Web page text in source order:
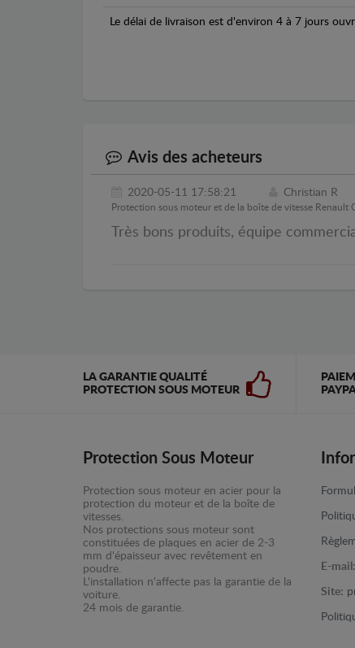
Le délai de livraison est d'environ 4 à 7 jours
Avis des acheteurs
2020-05-11 17:58:21 Christian R
Protection sous moteur et de la boîte de vitesse Renault
Très bons produits, équipe
LA GARANTIE QUALITÉ
PROTECTION SOUS MOTEUR
Protection Sous Moteur
Protection sous moteur en acier pour la
protection du moteur et de la boîte de
vitesses.
Nos protections sous moteur sont
constituées de plaques en acier de 2-3
mm d'épaisseur avec revêtement en
poudre.
L'installation n'affecte pas la garantie de la
voiture.
24 mois de garantie.
E-mail:
Site: